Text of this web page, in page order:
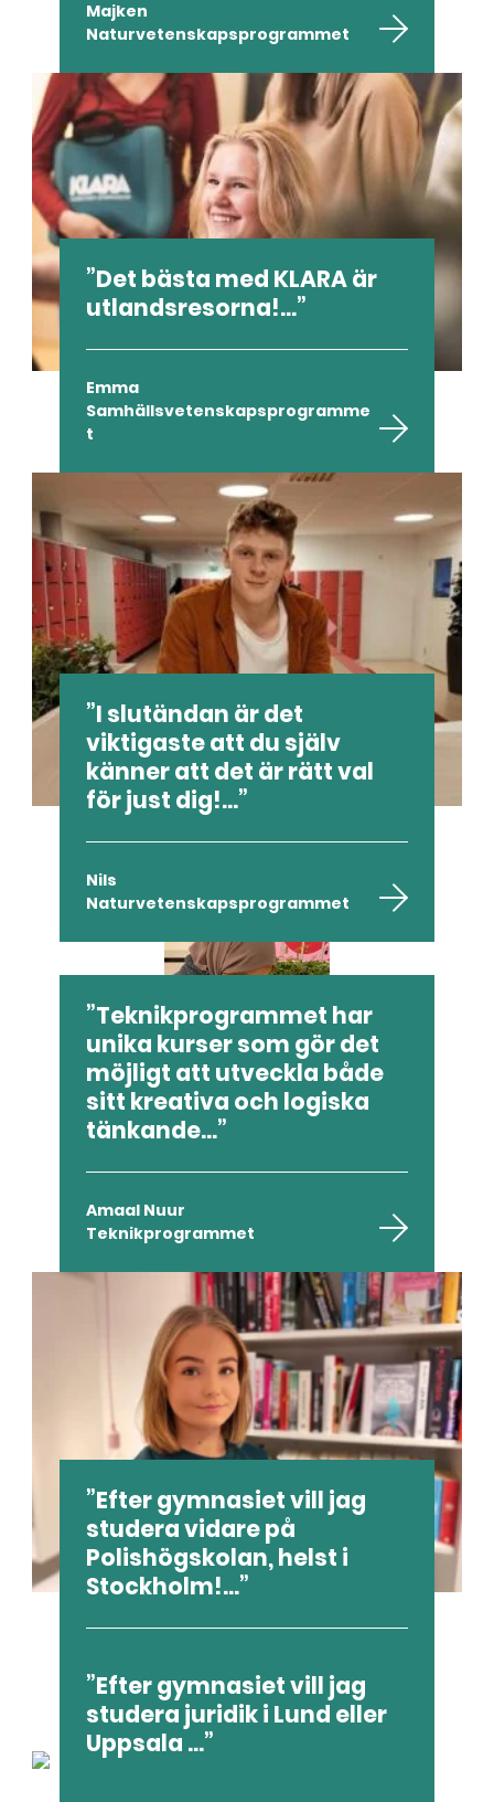
Majken
Naturvetenskapsprogrammet
Det bästa med KLARA är
utlandsresorna!...
Emma
Samhällsvetenskapsprogramme
t
I slutändan är det
viktigaste att du själv
känner att det är rätt val
för just dig!...
Nils
Naturvetenskapsprogrammet
Teknikprogrammet har
unika kurser som gör det
möjligt att utveckla både
sitt kreativa och logiska
tänkande...
Amaal Nuur
Teknikprogrammet
Efter gymnasiet vill jag
studera vidare på
Polishögskolan, helst i
Stockholm!...
Samhällsvetenskapsprogramme
t
Efter gymnasiet vill jag
studera juridik i Lund eller
Uppsala ...